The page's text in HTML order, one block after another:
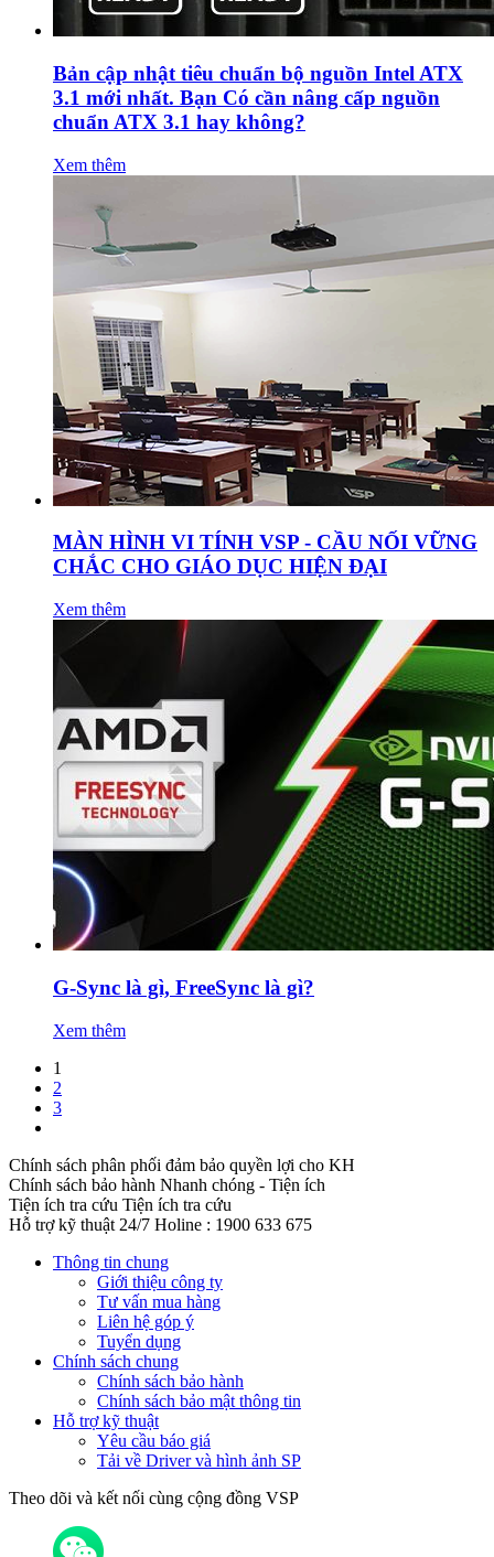
Bản cập nhật tiêu chuẩn bộ nguồn Intel ATX
3.1 mới nhất. Bạn Có cần nâng cấp nguồn
chuẩn ATX 3.1 hay không?
Xem thêm
MÀN HÌNH VI TÍNH VSP - CẦU NỐI VỮNG
CHẮC CHO GIÁO DỤC HIỆN ĐẠI
Xem thêm
G-Sync là gì, FreeSync là gì?
Xem thêm
1
2
3
Chính sách phân phối đảm bảo quyền lợi cho KH
Chính sách bảo hành Nhanh chóng - Tiện ích
Tiện ích tra cứu Tiện ích tra cứu
Hỗ trợ kỹ thuật 24/7 Holine : 1900 633 675
Thông tin chung
Giới thiệu công ty
Tư vấn mua hàng
Liên hệ góp ý
Tuyển dụng
Chính sách chung
Chính sách bảo hành
Chính sách bảo mật thông tin
Hỗ trợ kỹ thuật
Yêu cầu báo giá
Tải về Driver và hình ảnh SP
Theo dõi và kết nối cùng cộng đồng VSP